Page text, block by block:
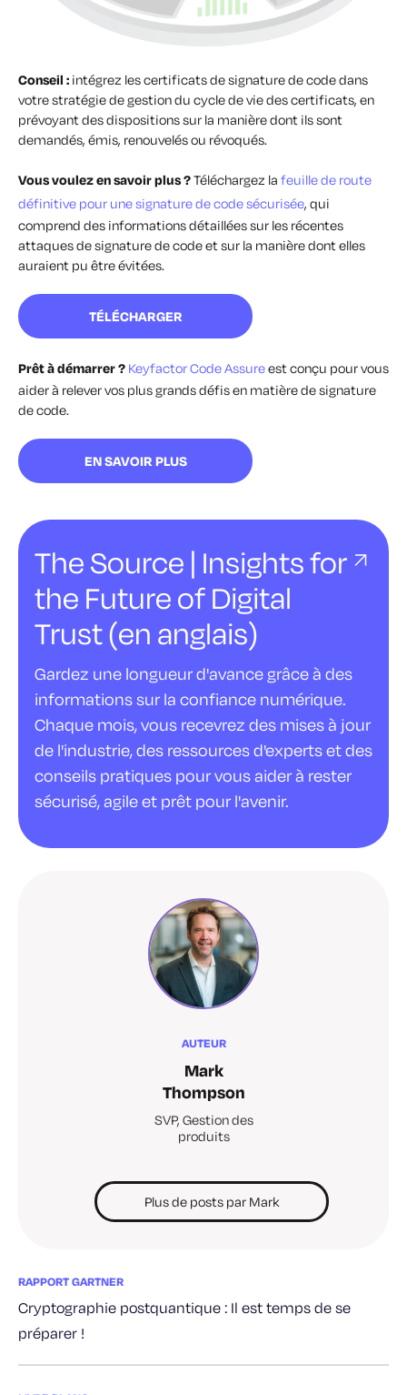
Conseil : intégrez les certificats de signature de code dans
votre stratégie de gestion du cycle de vie des certificats, en
prévoyant des dispositions sur la manière dont ils sont
demandés, émis, renouvelés ou révoqués.
Vous voulez en savoir plus ?Téléchargez la feuille de route
définitive pour une signature de code sécurisée, qui
comprend des informations détaillées sur les récentes
attaques de signature de code et sur la manière dont elles
auraient pu être évitées.
TÉLÉCHARGER
Prêt à démarrer ? Keyfactor Code Assureest conçu pour vous
aider à relever vos plus grands défis en matière de signature
de code.
EN SAVOIR PLUS
The Source | Insights for
the Future of Digital
Trust (en anglais)
Gardez une longueur d'avance grâce à des
informations sur la confiance numérique.
Chaque mois, vous recevrez des mises à jour
de l'industrie, des ressources d'experts et des
conseils pratiques pour vous aider à rester
sécurisé, agile et prêt pour l'avenir.
AUTEUR
Mark
Thompson
SVP, Gestion des
produits
Plus de posts par Mark
RAPPORT GARTNER
Cryptographie postquantique : Il est temps de se
préparer !